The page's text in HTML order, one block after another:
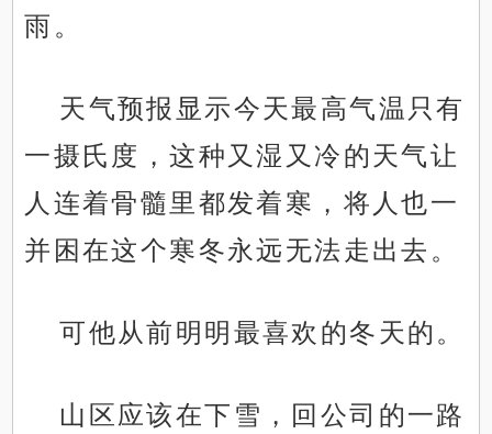
雨。
天气预报显示今天最高气温只有
一摄氏度，这种又湿又冷的天气让
人连着骨髓里都发着寒，将人也一
并困在这个寒冬永远无法走出去。
可他从前明明最喜欢的冬天的。
山区应该在下雪，回公司的一路